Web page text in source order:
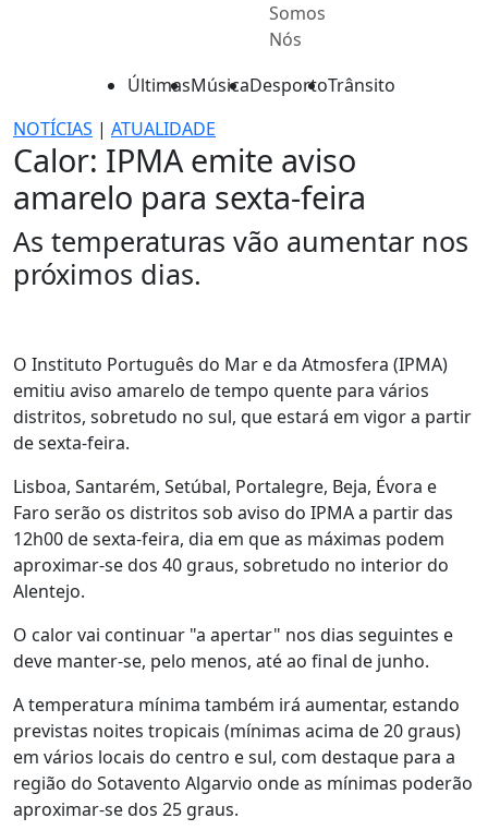
Somos
Nós
ÚltimasMúsicaDesportoTrânsito
NOTÍCIAS | ATUALIDADE
Calor: IPMA emite aviso
amarelo para sexta-feira
As temperaturas vão aumentar nos
próximos dias.
O Instituto Português do Mar e da Atmosfera (IPMA)
emitiu aviso amarelo de tempo quente para vários
distritos, sobretudo no sul, que estará em vigor a partir
de sexta-feira.
Lisboa, Santarém, Setúbal, Portalegre, Beja, Évora e
Faro serão os distritos sob aviso do IPMA a partir das
12h00 de sexta-feira, dia em que as máximas podem
aproximar-se dos 40 graus, sobretudo no interior do
Alentejo.
O calor vai continuar "a apertar" nos dias seguintes e
deve manter-se, pelo menos, até ao final de junho.
A temperatura mínima também irá aumentar, estando
previstas noites tropicais (mínimas acima de 20 graus)
em vários locais do centro e sul, com destaque para a
região do Sotavento Algarvio onde as mínimas poderão
aproximar-se dos 25 graus.